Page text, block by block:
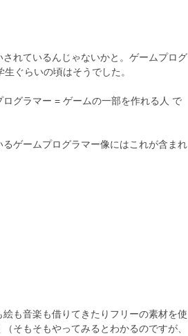
れているんじゃないかと。ゲームプログ
ぐらいの頃はそうでした。
グラマー = ゲームの一部を作れる人 で
ゲームプログラマー像にはこれが含まれ
も音楽も借りてきたりフリーの素材を使
そもそもやってみるとわかるのですが、